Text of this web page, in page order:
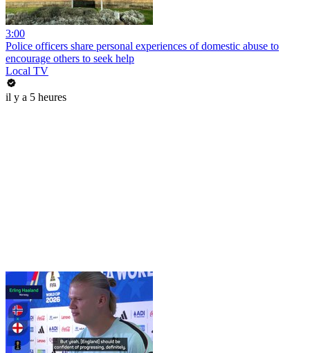
3:00
Police officers share personal experiences of domestic abuse to
encourage others to seek help
Local TV
il y a 5 heures